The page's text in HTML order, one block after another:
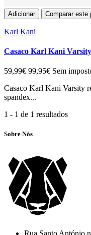
Adicionar Comparar este
Karl Kani
Casaco Karl Kani Varsity
59,99€ 99,95€ Sem
Casaco Karl Kani Varsity
spandex...
1 - 1 de 1 resultados
Sobre Nós
Rua Santo António